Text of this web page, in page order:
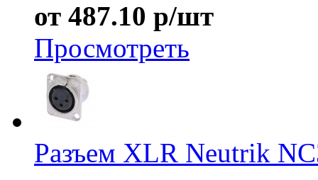
от 487.10 р/шт
Просмотреть
Разъем XLR Neutrik